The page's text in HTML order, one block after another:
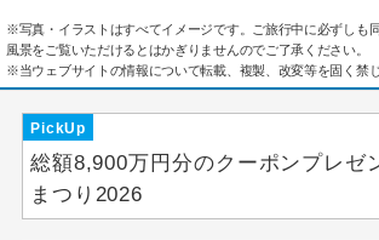
※写真・イラストはすべてイメージです。ご旅行中に必ずしも
風景をご覧いただけるとはかぎりませんのでご了承ください。
※当ウェブサイトの情報について転載、複製、改変等を固く禁じ
PickUp
総額8,900万円分のクーポンプレゼ
まつり2026